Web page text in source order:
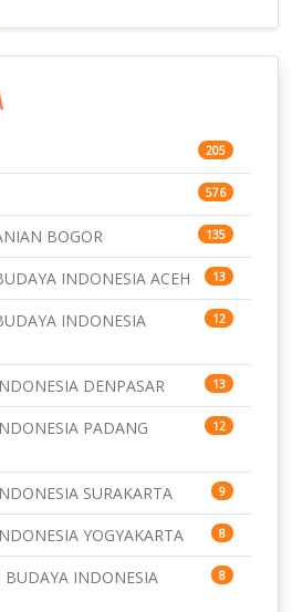
205
576
BOGOR 135
INDONESIA ACEH 13
INDONESIA
12
DENPASAR 13
PADANG
12
SURAKARTA 9
YOGYAKARTA 8
INDONESIA
8